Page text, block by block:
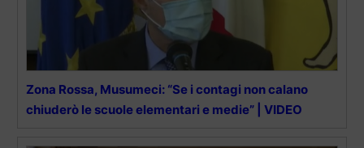
Zona Rossa, Musumeci: “Se i contagi non calano
chiuderò le scuole elementari e medie” | VIDEO